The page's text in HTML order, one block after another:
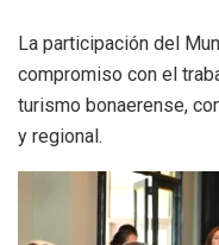
La participación del
compromiso con el
turismo bonaerense,
y regional.